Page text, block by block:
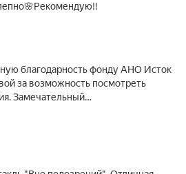
благодарность фонду АНО Исток
за возможность посмотреть
Замечательный…